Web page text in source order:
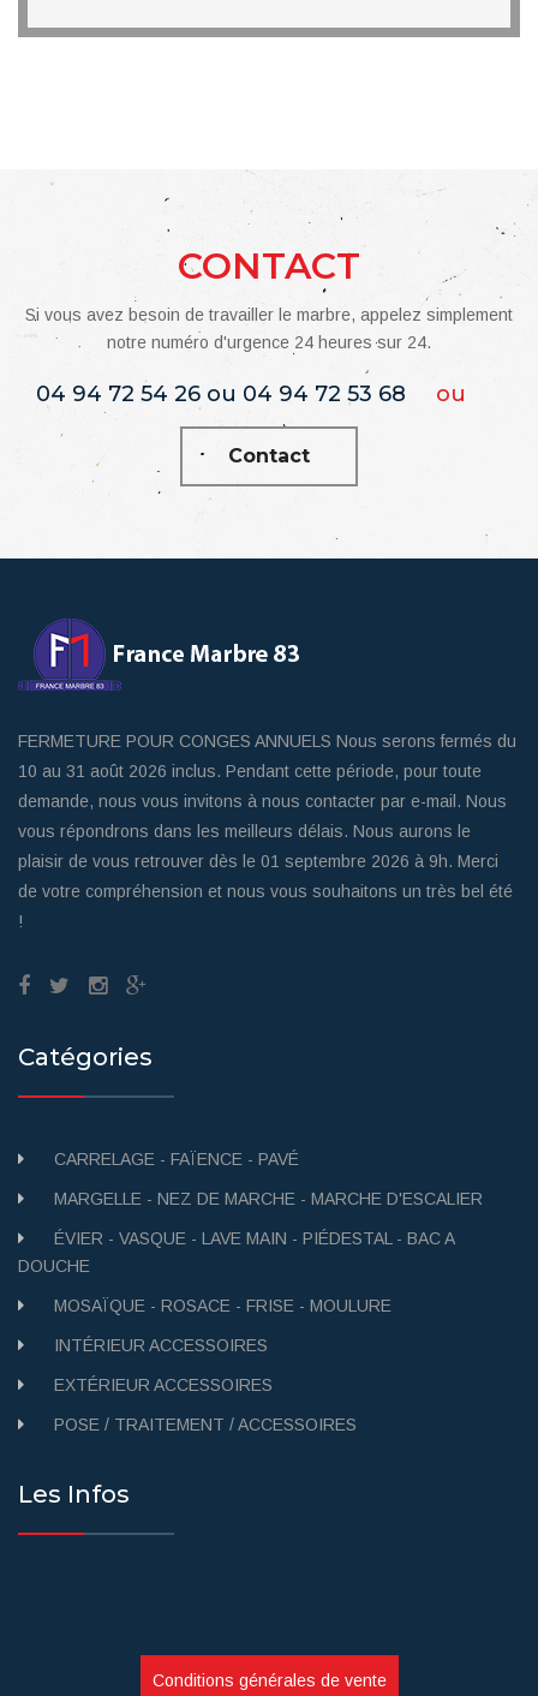
CONTACT
Si vous avez besoin de travailler le marbre, appelez simplement
notre numéro d'urgence 24 heures sur 24.
04 94 72 54 26 ou 04 94 72 53 68 ou
Contact
FERMETURE POUR CONGES ANNUELS Nous serons fermés du
10 au 31 août 2026 inclus. Pendant cette période, pour toute
demande, nous vous invitons à nous contacter par e-mail. Nous
vous répondrons dans les meilleurs délais. Nous aurons le
plaisir de vous retrouver dès le 01 septembre 2026 à 9h. Merci
de votre compréhension et nous vous souhaitons un très bel été
!
Catégories
CARRELAGE - FAÏENCE - PAVÉ
MARGELLE - NEZ DE MARCHE - MARCHE D'ESCALIER
ÉVIER - VASQUE - LAVE MAIN - PIÉDESTAL - BAC A
DOUCHE
MOSAÏQUE - ROSACE - FRISE - MOULURE
INTÉRIEUR ACCESSOIRES
EXTÉRIEUR ACCESSOIRES
POSE / TRAITEMENT / ACCESSOIRES
Les Infos
Conditions générales de vente